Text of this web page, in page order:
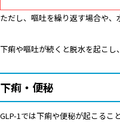
ただし、嘔吐を繰り返す場合や、
下痢や嘔吐が続くと脱水を起こ
下痢・便秘
GLP-1では下痢や便秘が起こるこ